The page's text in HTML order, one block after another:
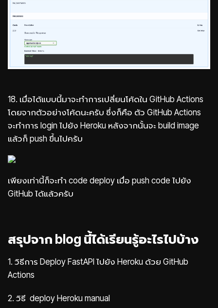
18. เมื่อได้แบบนี้มาจะทำการเปลี่ยนโค้ดใน GitHub Actions
โดยจากตัวอย่างโค้ดนะครับ ซึ่งก็คือ ตัว GitHub Actions
จะทำการ login ไปยัง Heroku หลังจากนั้นจะ build image
แล้วก็ push ขึ้นไปครับ
เพียงเท่านี้ก็จะทำ code deploy เมื่อ push code ไปยัง
GitHub ได้แล้วครับ
สรุปจาก blog นี้ได้เรียนรู้อะไรไปบ้าง
1. วิธีการ Deploy FastAPI ไปยัง Heroku ด้วย GitHub
Actions
2. วิธี deploy Heroku manual